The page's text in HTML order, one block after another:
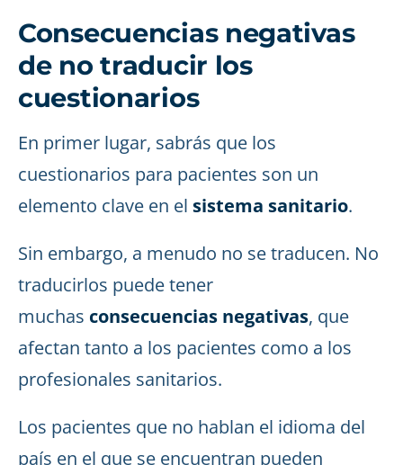
Consecuencias negativas
de no traducir los
cuestionarios
En primer lugar, sabrás que los
cuestionarios para pacientes son un
elemento clave en el sistema sanitario.
Sin embargo, a menudo no se traducen. No
traducirlos puede tener
muchas consecuencias negativas, que
afectan tanto a los pacientes como a los
profesionales sanitarios.
Los pacientes que no hablan el idioma del
país en el que se encuentran pueden